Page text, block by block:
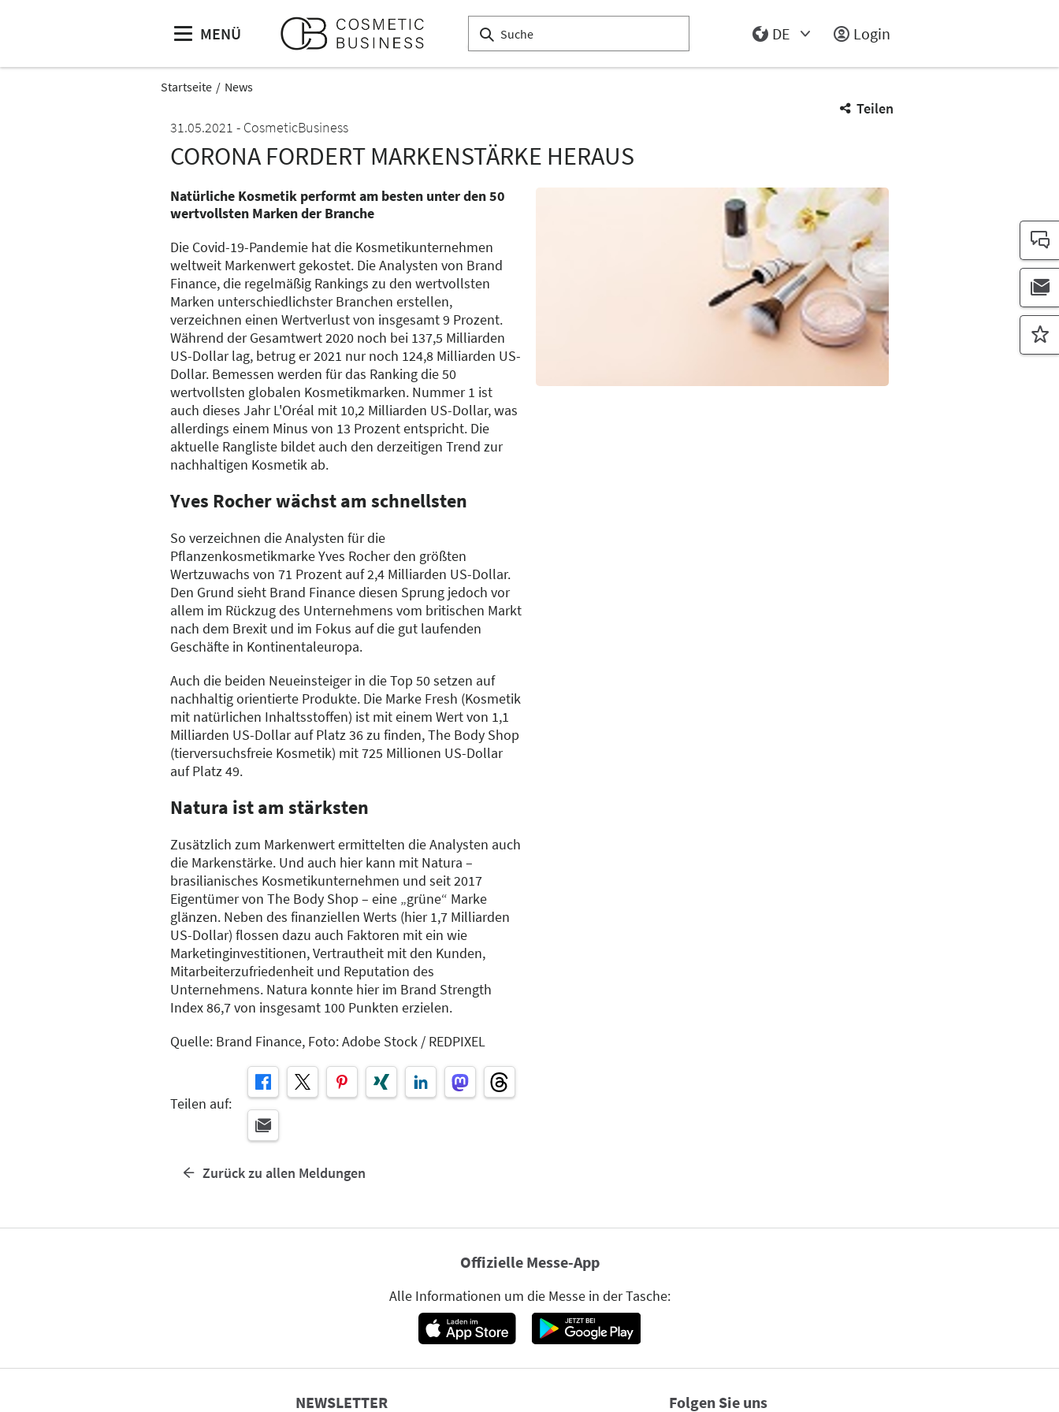
MENÜ
DE
Login
Startseite News
Teilen
31.05.2021
CosmeticBusiness
CORONA FORDERT MARKENSTÄRKE HERAUS
Natürliche Kosmetik performt am besten unter den 50
wertvollsten Marken der Branche
Die Covid-19-Pandemie hat die Kosmetikunternehmen
weltweit Markenwert gekostet. Die Analysten von Brand
Finance, die regelmäßig Rankings zu den wertvollsten
Marken unterschiedlichster Branchen erstellen,
verzeichnen einen Wertverlust von insgesamt 9 Prozent.
Während der Gesamtwert 2020 noch bei 137,5 Milliarden
US-Dollar lag, betrug er 2021 nur noch 124,8 Milliarden US-
Dollar. Bemessen werden für das Ranking die 50
wertvollsten globalen Kosmetikmarken. Nummer 1 ist
auch dieses Jahr L'Oréal mit 10,2 Milliarden US-Dollar, was
allerdings einem Minus von 13 Prozent entspricht. Die
aktuelle Rangliste bildet auch den derzeitigen Trend zur
nachhaltigen Kosmetik ab.
Yves Rocher wächst am schnellsten
So verzeichnen die Analysten für die
Pflanzenkosmetikmarke Yves Rocher den größten
Wertzuwachs von 71 Prozent auf 2,4 Milliarden US-Dollar.
Den Grund sieht Brand Finance diesen Sprung jedoch vor
allem im Rückzug des Unternehmens vom britischen Markt
nach dem Brexit und im Fokus auf die gut laufenden
Geschäfte in Kontinentaleuropa.
Auch die beiden Neueinsteiger in die Top 50 setzen auf
nachhaltig orientierte Produkte. Die Marke Fresh (Kosmetik
mit natürlichen Inhaltsstoffen) ist mit einem Wert von 1,1
Milliarden US-Dollar auf Platz 36 zu finden, The Body Shop
(tierversuchsfreie Kosmetik) mit 725 Millionen US-Dollar
auf Platz 49.
Natura ist am stärksten
Zusätzlich zum Markenwert ermittelten die Analysten auch
die Markenstärke. Und auch hier kann mit Natura –
brasilianisches Kosmetikunternehmen und seit 2017
Eigentümer von The Body Shop – eine „grüne“ Marke
glänzen. Neben des finanziellen Werts (hier 1,7 Milliarden
US-Dollar) flossen dazu auch Faktoren mit ein wie
Marketinginvestitionen, Vertrautheit mit den Kunden,
Mitarbeiterzufriedenheit und Reputation des
Unternehmens. Natura konnte hier im Brand Strength
Index 86,7 von insgesamt 100 Punkten erzielen.
Quelle: Brand Finance, Foto: Adobe Stock / REDPIXEL
Teilen auf:
Zurück zu allen Meldungen
Offizielle Messe-App
Alle Informationen um die Messe in der Tasche:
NEWSLETTER Folgen Sie uns